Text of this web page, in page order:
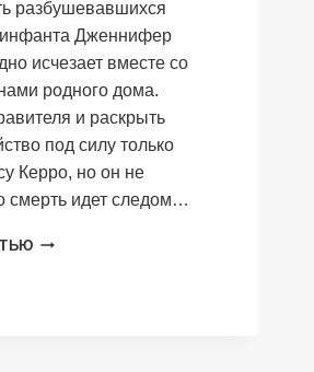
разбушевавшихся
инфанта Дженнифер
исчезает вместе со
родного дома.
и раскрыть
под силу только
Керро, но он не
смерть идет следом…
ОХОТА